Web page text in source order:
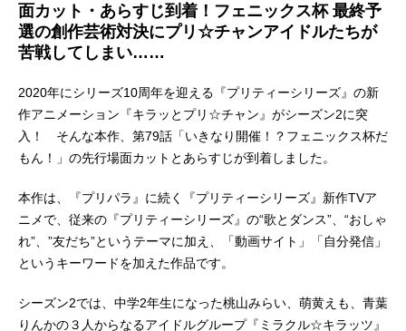
面カット・あらすじ到着！フェニックス杯 最終予
選の創作芸術対決にプリ☆チャンアイドルたちが
苦戦してしまい……
2020年にシリーズ10周年を迎える『プリティーシリーズ』の新
作アニメーション『キラッとプリ☆チャン』がシーズン2に突
入！ そんな本作、第79話「いきなり開催！？フェニックス杯だ
もん！」の先行場面カットとあらすじが到着しました。
本作は、『プリパラ』に続く『プリティーシリーズ』新作TVア
ニメで、従来の『プリティーシリーズ』の“歌とダンス”、“おしゃ
れ”、”友だち”というテーマに加え、「動画サイト」「自分発信」
というキーワードを加えた作品です。
シーズン2では、中学2年生になった桃山みらい、萌黄えも、青葉
りんかの３人からなるアイドルグループ『ミラクル☆キラッツ』